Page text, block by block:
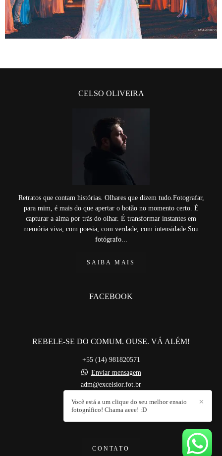
CELSO OLIVEIRA
Retratos que contam histórias. Olhares que dizem tudo.Fotografar,
para mim, é mais do que apertar o botão no momento certo. É
capturar a alma por trás do olhar. É transformar instantes em
memória viva, com poesia, com verdade, com intensidade.Sou
fotógrafo...
SAIBA MAIS
FACEBOOK
REBELE-SE DO COMUM. OUSE. VÁ ALÉM!
+55 (14) 981820571
Enviar mensagem
adm@excelsior.fot.br
CONTATO
✕
Você está a um clique do seu melhor ensaio
fotográfico! Chama aeee! :D